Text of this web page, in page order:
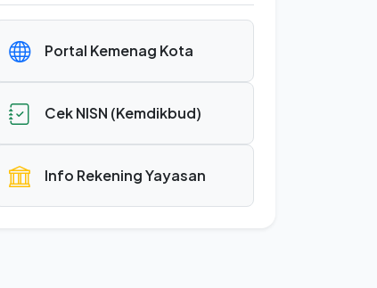
Portal Kemenag Kota
Cek NISN (Kemdikbud)
Info Rekening Yayasan